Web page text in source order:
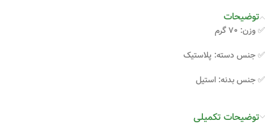
توضیحات
✅ وزن: ۷۰ گرم
✅ جنس دسته: پلاستیک
✅ جنس بدنه: استیل
توضیحات تکمیلی